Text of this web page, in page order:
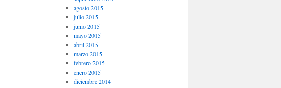
agosto 2015
julio 2015
junio 2015
mayo 2015
abril 2015
marzo 2015
febrero 2015
enero 2015
diciembre 2014